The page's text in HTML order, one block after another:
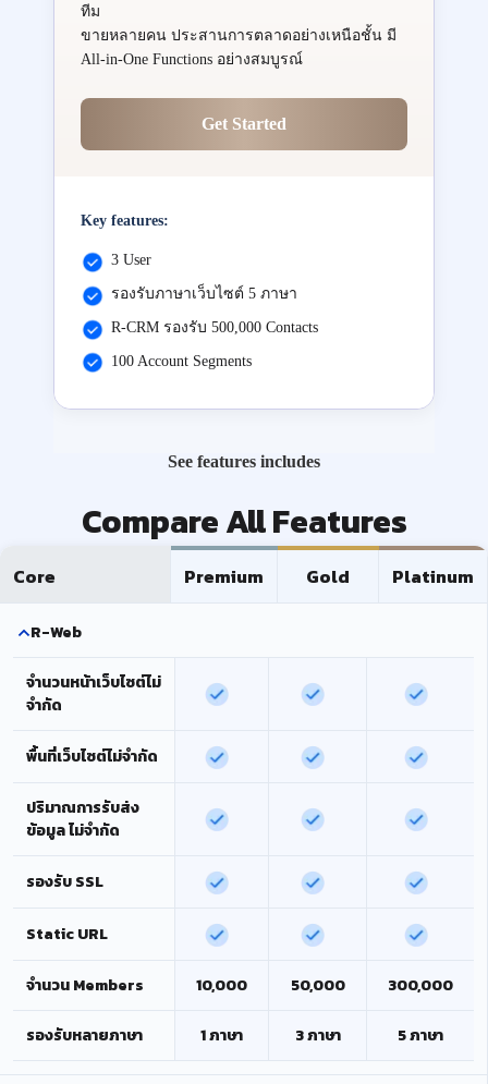
ทีม
ขายหลายคน ประสานการตลาดอย่างเหนือชั้น มี
All-in-One Functions อย่างสมบูรณ์
Get Started
Key features:
3 User
รองรับภาษาเว็บไซต์ 5 ภาษา
R-CRM รองรับ 500,000 Contacts
100 Account Segments
See features includes
Compare All Features
Core Premium Gold Platinum
R-Web
จำนวนหน้าเว็บไซต์ไม่
จำกัด
พื้นที่เว็บไซต์ไม่จำกัด
ปริมาณการรับส่ง
ข้อมูล ไม่จำกัด
รองรับ SSL
Static URL
จำนวน Members 10,000 50,000 300,000
รองรับหลายภาษา 1 ภาษา 3 ภาษา 5 ภาษา